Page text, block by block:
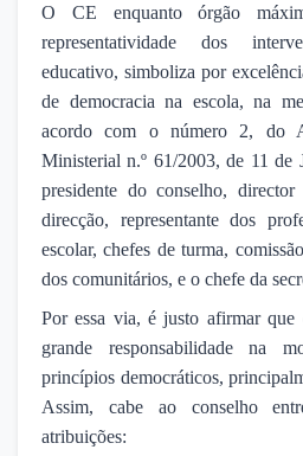
O CE enquanto órgão
representatividade dos
educativo, simboliza por
de democracia na escola, na
acordo com o número 2, do
Ministerial n.º 61/2003, de 11 de
presidente do conselho,
direcção, representante dos
escolar, chefes de turma,
dos comunitários, e o chefe da
Por essa via, é justo afirmar que
grande responsabilidade na
princípios democráticos,
Assim, cabe ao conselho
atribuições: